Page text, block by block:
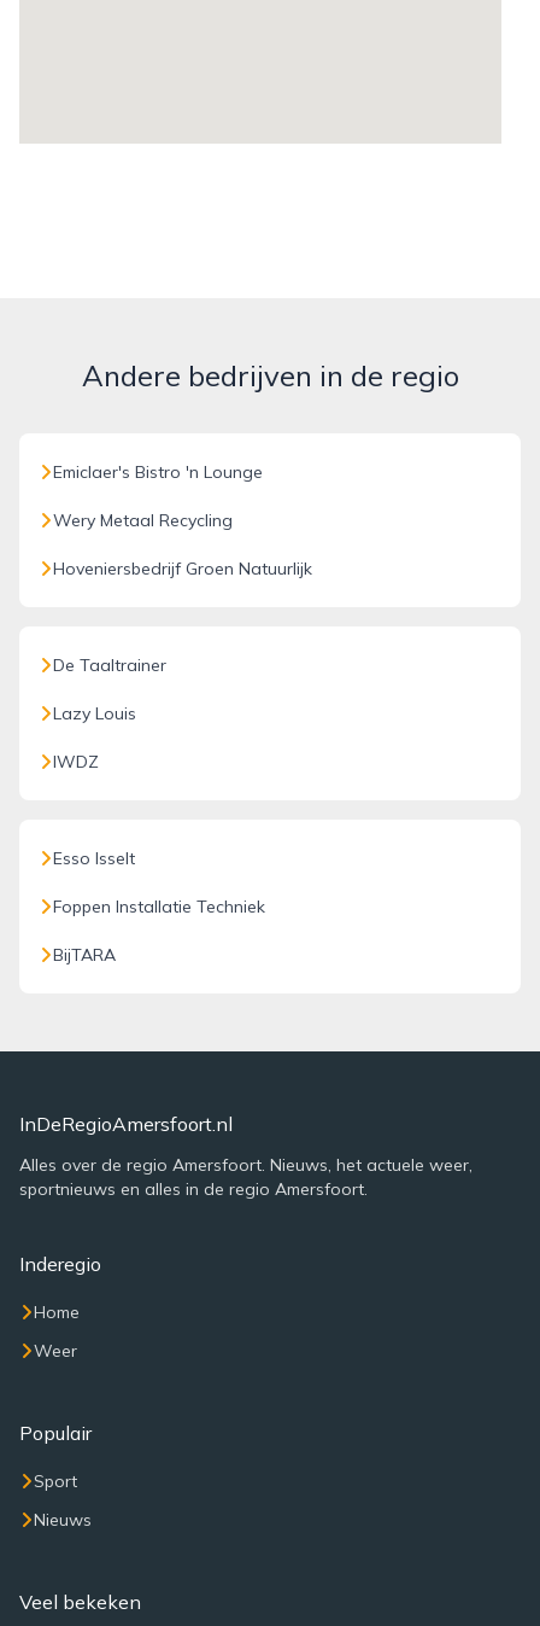
Andere bedrijven in de regio
Emiclaer's Bistro 'n Lounge
Wery Metaal Recycling
Hoveniersbedrijf Groen Natuurlijk
De Taaltrainer
Lazy Louis
IWDZ
Esso Isselt
Foppen Installatie Techniek
BijTARA
InDeRegioAmersfoort.nl
Alles over de regio Amersfoort. Nieuws, het actuele weer,
sportnieuws en alles in de regio Amersfoort.
Inderegio
Home
Weer
Populair
Sport
Nieuws
Veel bekeken